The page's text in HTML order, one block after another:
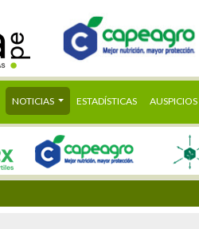
NOTICIAS ESTADÍSTICAS AUSPICIOS